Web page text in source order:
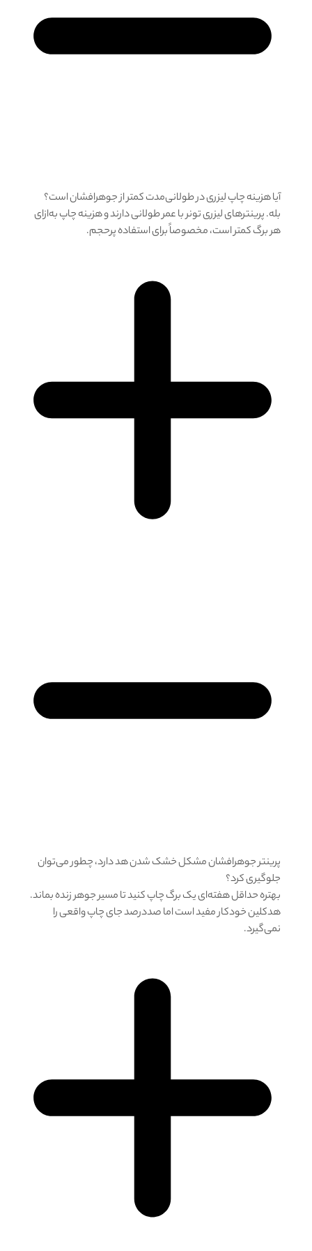
آیا هزینه چاپ لیزری در طولانی‌مدت کمتر از جوهرافشان است؟
بله. پرینترهای لیزری تونر با عمر طولانی دارند و هزینه چاپ به‌ازای
هر برگ کمتر است، مخصوصاً برای استفاده پرحجم.
پرینتر جوهرافشان مشکل خشک شدن هد دارد، چطور می‌توان
جلوگیری کرد؟
بهتره حداقل هفته‌ای یک برگ چاپ کنید تا مسیر جوهر زنده بماند.
هدکلین خودکار مفید است اما صددرصد جای چاپ واقعی را
نمی‌گیرد.